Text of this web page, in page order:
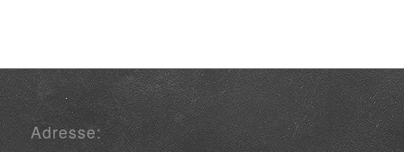
Adresse: